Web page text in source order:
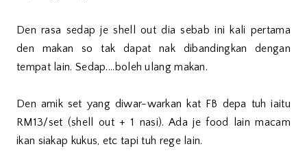
Den rasa sedap je shell out dia sebab ini kali pertama
den makan so tak dapat nak dibandingkan dengan
tempat lain. Sedap....boleh ulang makan.
Den amik set yang diwar-warkan kat FB depa tuh iaitu
RM13/set (shell out + 1 nasi). Ada je food lain macam
ikan siakap kukus, etc tapi tuh rege lain.